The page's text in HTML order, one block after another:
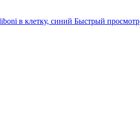
Быстрый просмотр